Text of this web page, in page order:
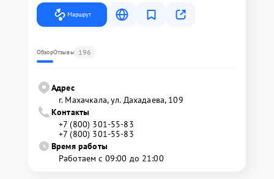
Маршрут
ОбзорОтзывы 196
Адрес
г. Махачкала, ул. Дахадаева, 109
Контакты
+7 (800) 301-55-83
+7 (800) 301-55-83
Время работы
Работаем с 09:00 до 21:00